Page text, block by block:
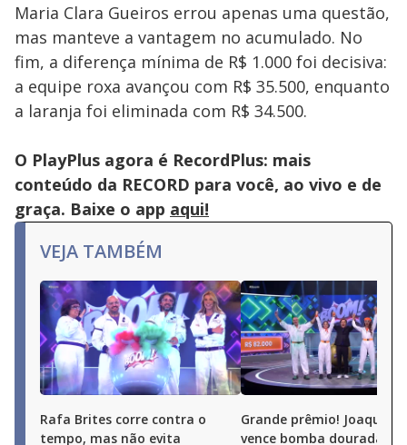
the
key
or
activating
close
button.
Maria Clara Gueiros errou apenas uma questão,
mas manteve a vantagem no acumulado. No
fim, a diferença mínima de R$ 1.000 foi decisiva:
a equipe roxa avançou com R$ 35.500, enquanto
a laranja foi eliminada com R$ 34.500.
O PlayPlus agora é RecordPlus: mais
conteúdo da RECORD para você, ao vivo e de
graça. Baixe o app aqui!
VEJA TAMBÉM
Rafa Brites corre contra o
tempo, mas não evita
Grande prêmio! Joaquim
vence bomba dourada e